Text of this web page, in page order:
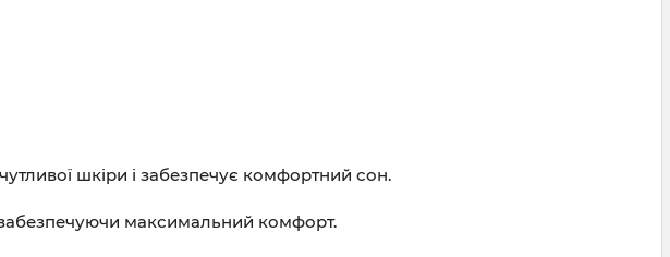
шкіри і забезпечує комфортний сон.
максимальний комфорт.